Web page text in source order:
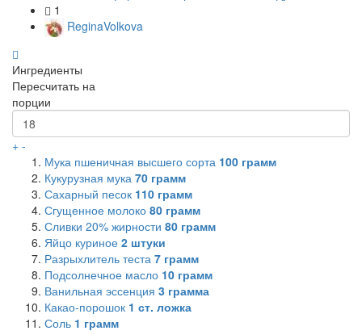
1
ReginaVolkova
Ингредиенты
Пересчитать на
порции
+ -
Мука пшеничная высшего сорта 100 грамм
Кукурузная мука 70 грамм
Сахарный песок 110 грамм
Сгущенное молоко 80 грамм
Сливки 20% жирности 80 грамм
Яйцо куриное 2 штуки
Разрыхлитель теста 7 грамм
Подсолнечное масло 10 грамм
Ванильная эссенция 3 грамма
Какао-порошок 1 ст. ложка
Соль 1 грамм